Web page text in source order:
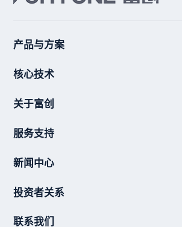
产品与方案
核心技术
关于富创
服务支持
新闻中心
投资者关系
联系我们